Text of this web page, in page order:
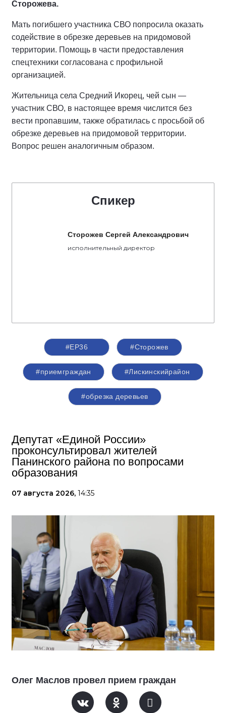
Сторожева.
Мать погибшего участника СВО попросила оказать
содействие в обрезке деревьев на придомовой
территории. Помощь в части предоставления
спецтехники согласована с профильной
организацией.
Жительница села Средний Икорец, чей сын —
участник СВО, в настоящее время числится без
вести пропавшим, также обратилась с просьбой об
обрезке деревьев на придомовой территории.
Вопрос решен аналогичным образом.
Спикер
Сторожев Сергей Александрович
исполнительный директор
#ЕР36 #Сторожев
#приемграждан #Лискинскийрайон
#обрезка деревьев
Депутат «Единой России»
проконсультировал жителей
Панинского района по вопросами
образования
07 августа 2026, 14:35
Олег Маслов провел прием граждан